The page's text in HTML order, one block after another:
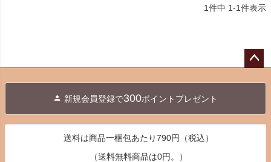
1件中 1-1件表示
へ
新規会員登録で300ポイントプレゼント
送料は商品一梱包あたり790円（税込）
（送料無料商品は0円。）